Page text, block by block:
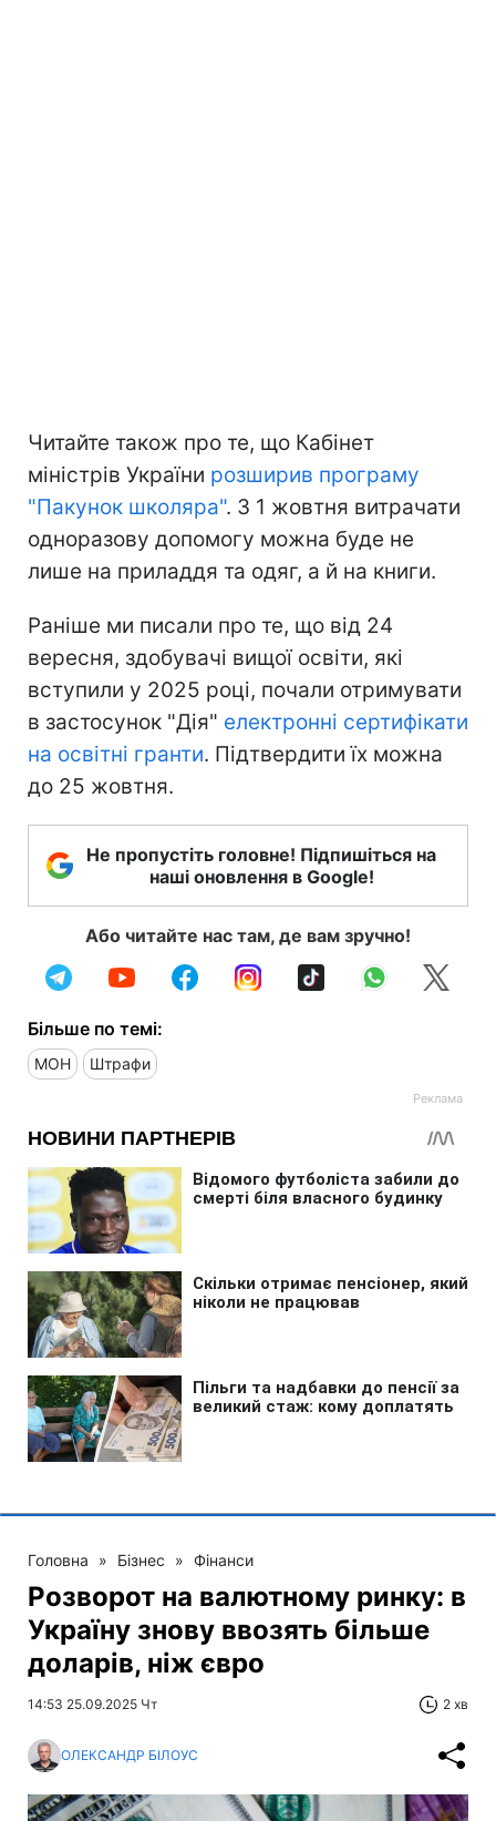
Читайте також про те, що Кабінет
міністрів України розширив програму
"Пакунок школяра". З 1 жовтня витрачати
одноразову допомогу можна буде не
лише на приладдя та одяг, а й на книги.
Раніше ми писали про те, що від 24
вересня, здобувачі вищої освіти, які
вступили у 2025 році, почали отримувати
в застосунок "Дія" електронні сертифікати
на освітні гранти. Підтвердити їх можна
до 25 жовтня.
Не пропустіть головне! Підпишіться на
наші оновлення в Google!
Або читайте нас там, де вам зручно!
Більше по темі:
МОН Штрафи
Головна » Бізнес » Фінанси
Розворот на валютному ринку: в
Україну знову ввозять більше
доларів, ніж євро
14:53 25.09.2025 Чт 2 хв
ОЛЕКСАНДР БІЛОУС